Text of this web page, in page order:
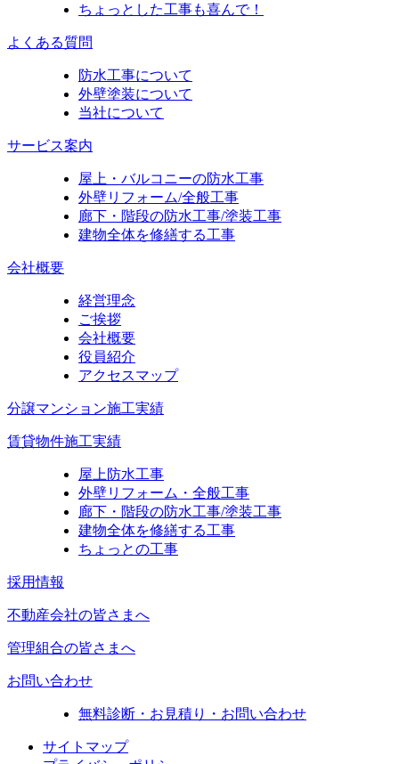
ちょっとした工事も喜んで！
よくある質問
防水工事について
外壁塗装について
当社について
サービス案内
屋上・バルコニーの防水工事
外壁リフォーム/全般工事
廊下・階段の防水工事/塗装工事
建物全体を修繕する工事
会社概要
経営理念
ご挨拶
会社概要
役員紹介
アクセスマップ
分譲マンション施工実績
賃貸物件施工実績
屋上防水工事
外壁リフォーム・全般工事
廊下・階段の防水工事/塗装工事
建物全体を修繕する工事
ちょっとの工事
採用情報
不動産会社の皆さまへ
管理組合の皆さまへ
お問い合わせ
無料診断・お見積り・お問い合わせ
サイトマップ